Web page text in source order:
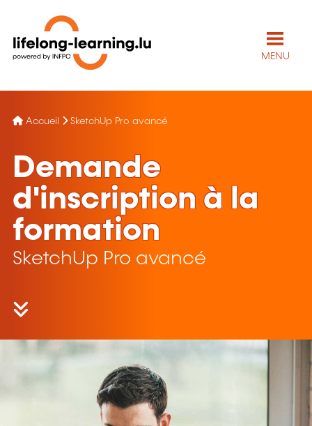
MENU
Accueil SketchUp Pro avancé
Demande
d'inscription à la
formation
SketchUp Pro avancé